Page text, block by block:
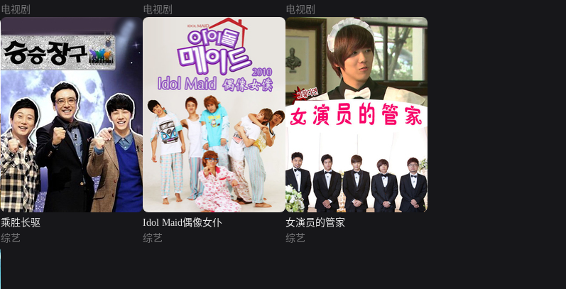
电视剧
电视剧
电视剧
乘胜长驱
综艺
Idol Maid偶像女仆
综艺
女演员的管家
综艺